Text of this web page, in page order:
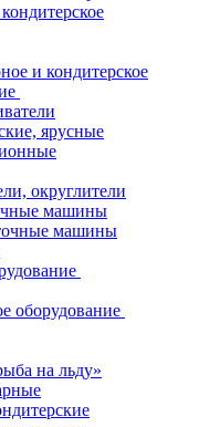
и кондитерское
ярусные
округлители
машины
машины
оборудование
на льду»